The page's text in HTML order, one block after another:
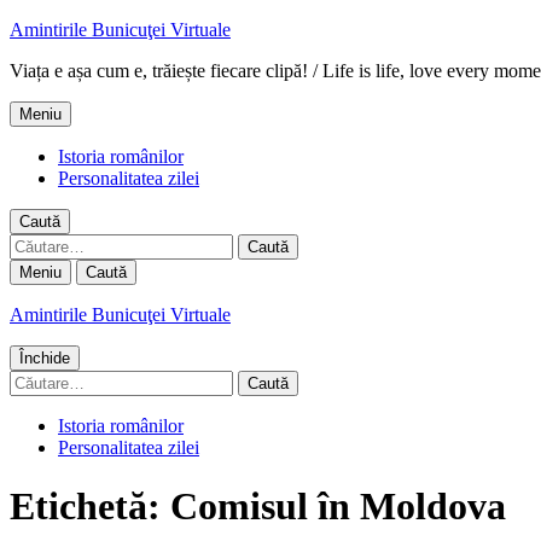
Amintirile Bunicuţei Virtuale
Viața e așa cum e, trăiește fiecare clipă! / Life is life, love every
Meniu
Istoria românilor
Personalitatea zilei
Caută
Caută
după:
Meniu Caută
Amintirile Bunicuţei Virtuale
Închide
Caută
după:
Istoria românilor
Personalitatea zilei
Etichetă: Comisul în Moldova